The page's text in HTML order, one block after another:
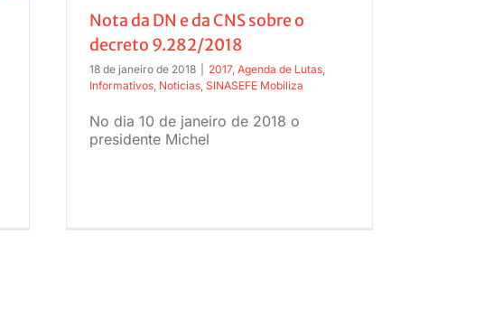
Nota da DN e da CNS sobre o
decreto 9.282/2018
18 de janeiro de 2018 2017, Agenda de Lutas
Informativos Noticias SINASEFE Mobiliza
No dia 10 de janeiro de 2018 o
presidente Michel